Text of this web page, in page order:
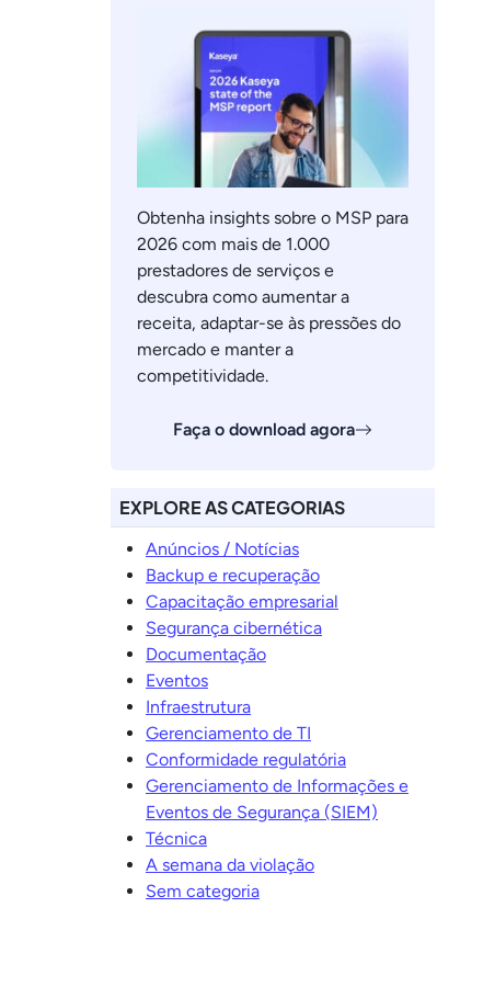
Obtenha insights sobre o MSP para
2026 com mais de 1.000
prestadores de serviços e
descubra como aumentar a
receita, adaptar-se às pressões do
mercado e manter a
competitividade.
Faça o download agora
EXPLORE AS CATEGORIAS
Anúncios / Notícias
Backup e recuperação
Capacitação empresarial
Segurança cibernética
Documentação
Eventos
Infraestrutura
Gerenciamento de TI
Conformidade regulatória
Gerenciamento de Informações e
Eventos de Segurança (SIEM)
Técnica
A semana da violação
Sem categoria